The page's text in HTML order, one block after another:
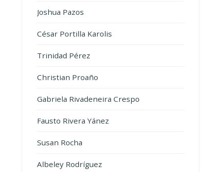
Joshua Pazos
César Portilla Karolis
Trinidad Pérez
Christian Proaño
Gabriela Rivadeneira Crespo
Fausto Rivera Yánez
Susan Rocha
Albeley Rodríguez